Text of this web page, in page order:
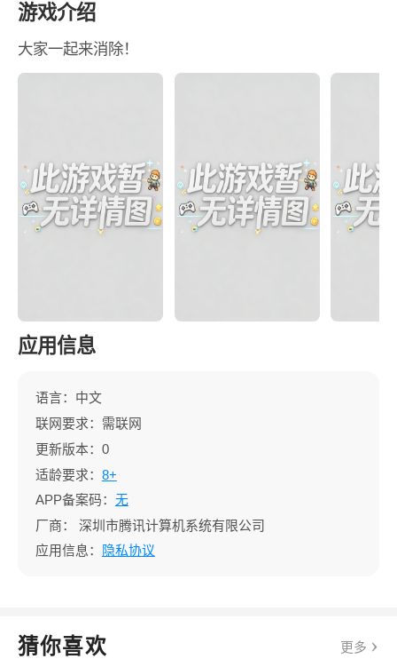
游戏介绍
大家一起来消除！
应用信息
语言：中文
联网要求：需联网
更新版本：0
适龄要求： 8+
APP备案码： 无
厂商：
深圳市腾讯计算机系统有限公司
应用信息：
隐私协议
猜你喜欢 更多